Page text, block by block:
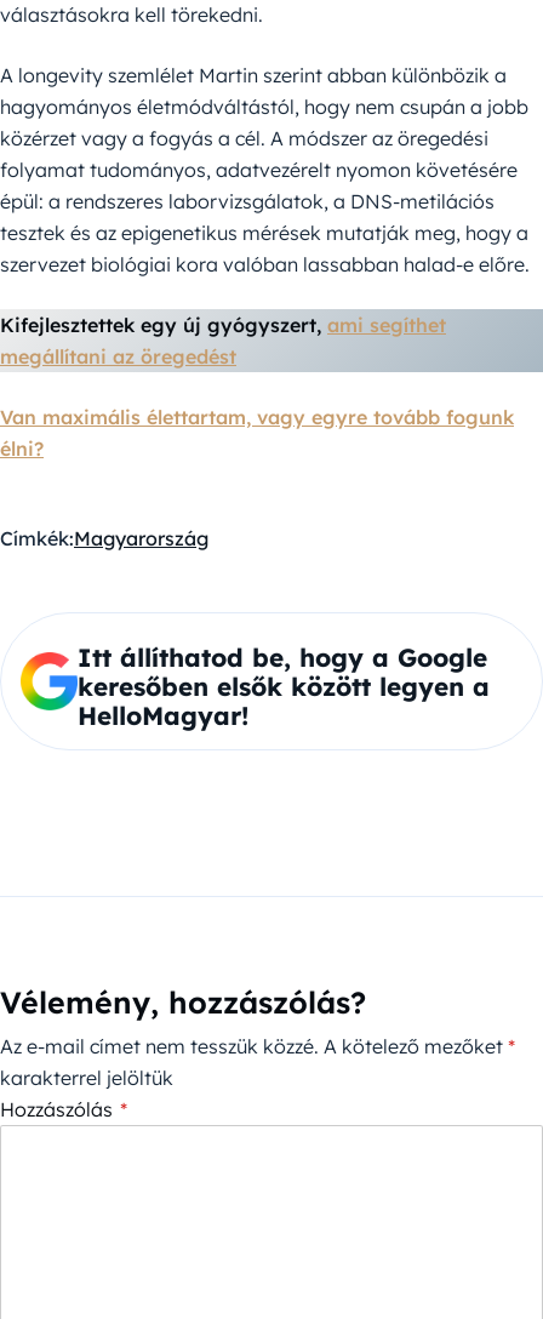
választásokra kell törekedni.
A longevity szemlélet Martin szerint abban különbözik a
hagyományos életmódváltástól, hogy nem csupán a jobb
közérzet vagy a fogyás a cél. A módszer az öregedési
folyamat tudományos, adatvezérelt nyomon követésére
épül: a rendszeres laborvizsgálatok, a DNS-metilációs
tesztek és az epigenetikus mérések mutatják meg, hogy a
szervezet biológiai kora valóban lassabban halad-e előre.
Kifejlesztettek egy új gyógyszert, ami segíthet
megállítani az öregedést
Van maximális élettartam, vagy egyre tovább fogunk
élni?
Címkék:Magyarország
Itt állíthatod be, hogy a Google
keresőben elsők között legyen a
HelloMagyar!
Vélemény, hozzászólás?
Az e-mail címet nem tesszük közzé. A kötelező mezőket *
karakterrel jelöltük
Hozzászólás *